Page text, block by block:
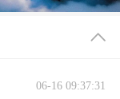
06-16 09:37:31